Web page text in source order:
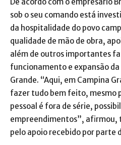
De acordo com o empresário
sob o seu comando está
da hospitalidade do povo
qualidade de mão de obra,
além de outros importantes
funcionamento e expansão
Grande. “Aqui, em Campina
fazer tudo bem feito, mesmo
pessoal é fora de série,
empreendimentos”, afirmou,
pelo apoio recebido por parte